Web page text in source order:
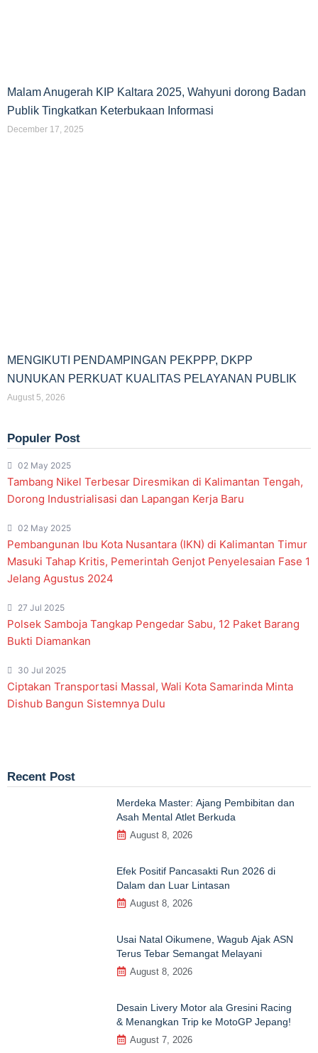
Malam Anugerah KIP Kaltara 2025, Wahyuni dorong Badan
Publik Tingkatkan Keterbukaan Informasi
December 17, 2025
MENGIKUTI PENDAMPINGAN PEKPPP, DKPP
NUNUKAN PERKUAT KUALITAS PELAYANAN PUBLIK
August 5, 2026
Populer Post
02 May 2025
Tambang Nikel Terbesar Diresmikan di Kalimantan Tengah,
Dorong Industrialisasi dan Lapangan Kerja Baru
02 May 2025
Pembangunan Ibu Kota Nusantara (IKN) di Kalimantan Timur
Masuki Tahap Kritis, Pemerintah Genjot Penyelesaian Fase 1
Jelang Agustus 2024
27 Jul 2025
Polsek Samboja Tangkap Pengedar Sabu, 12 Paket Barang
Bukti Diamankan
30 Jul 2025
Ciptakan Transportasi Massal, Wali Kota Samarinda Minta
Dishub Bangun Sistemnya Dulu
Recent Post
Merdeka Master: Ajang Pembibitan dan
Asah Mental Atlet Berkuda
August 8, 2026
Efek Positif Pancasakti Run 2026 di
Dalam dan Luar Lintasan
August 8, 2026
Usai Natal Oikumene, Wagub Ajak ASN
Terus Tebar Semangat Melayani
August 8, 2026
Desain Livery Motor ala Gresini Racing
& Menangkan Trip ke MotoGP Jepang!
August 7, 2026